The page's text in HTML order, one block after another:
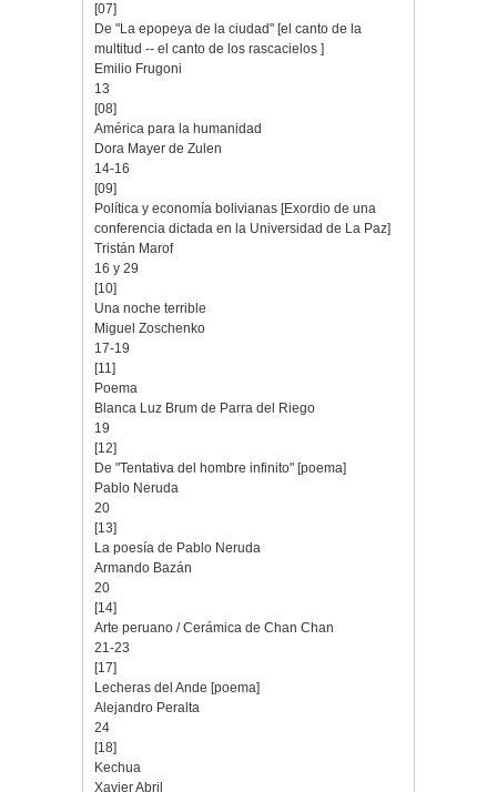
[07]
De "La epopeya de la ciudad" [el canto de la
multitud -- el canto de los rascacielos ]
Emilio Frugoni
13
[08]
América para la humanidad
Dora Mayer de Zulen
14-16
[09]
Política y economía bolivianas [Exordio de una
conferencia dictada en la Universidad de La Paz]
Tristán Marof
16 y 29
[10]
Una noche terrible
Miguel Zoschenko
17-19
[11]
Poema
Blanca Luz Brum de Parra del Riego
19
[12]
De "Tentativa del hombre infinito" [poema]
Pablo Neruda
20
[13]
La poesía de Pablo Neruda
Armando Bazán
20
[14]
Arte peruano / Cerámica de Chan Chan
21-23
[17]
Lecheras del Ande [poema]
Alejandro Peralta
24
[18]
Kechua
Xavier Abril